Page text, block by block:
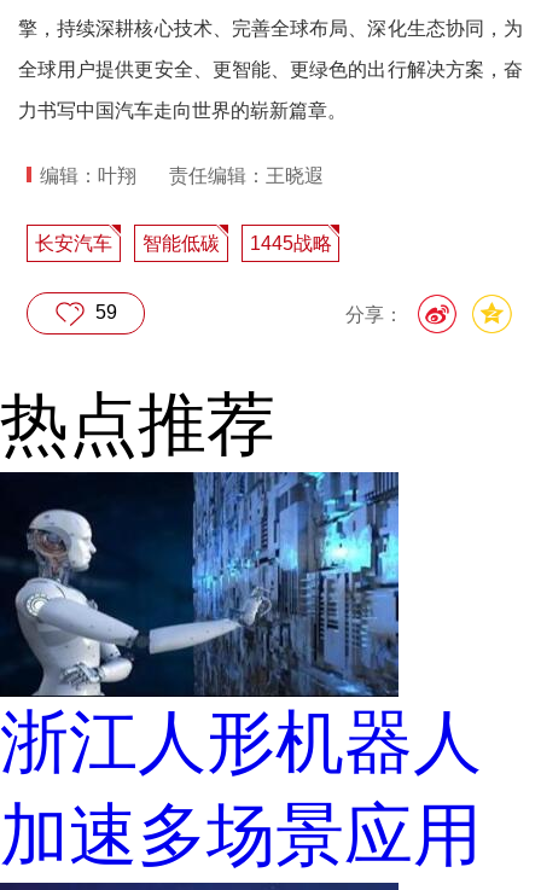
擎，持续深耕核心技术、完善全球布局、深化生态协同，为
全球用户提供更安全、更智能、更绿色的出行解决方案，奋
力书写中国汽车走向世界的崭新篇章。
编辑：叶翔 责任编辑：王晓遐
长安汽车 智能低碳 1445战略
分享：
59
热点推荐
浙江人形机器人
加速多场景应用